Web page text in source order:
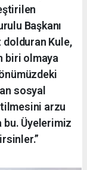
Başkanı
dolduran Kule,
biri olmaya
sosyal
arzu
bu. Üyelerimiz